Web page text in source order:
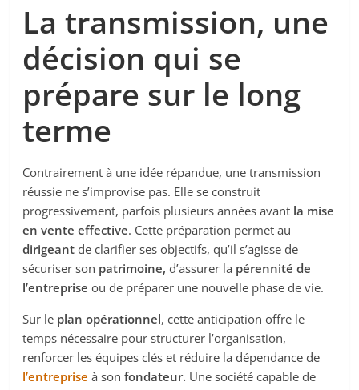
La transmission, une
décision qui se
prépare sur le long
terme
Contrairement à une idée répandue, une transmission
réussie ne s’improvise pas. Elle se construit
progressivement, parfois plusieurs années avant la mise
en vente effective. Cette préparation permet au
dirigeant de clarifier ses objectifs, qu’il s’agisse de
sécuriser son patrimoine, d’assurer la pérennité de
l’entreprise ou de préparer une nouvelle phase de vie.
Sur le plan opérationnel, cette anticipation offre le
temps nécessaire pour structurer l’organisation,
renforcer les équipes clés et réduire la dépendance de
l’entreprise à sonfondateur. Une société capable de